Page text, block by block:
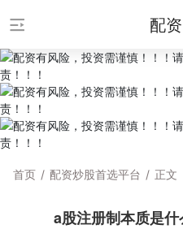
配
首页 / 配资炒股首选平台 / 正文
a股注册制本质是